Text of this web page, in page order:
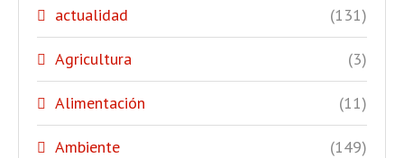
actualidad (131)
Agricultura (3)
Alimentación (11)
Ambiente (149)